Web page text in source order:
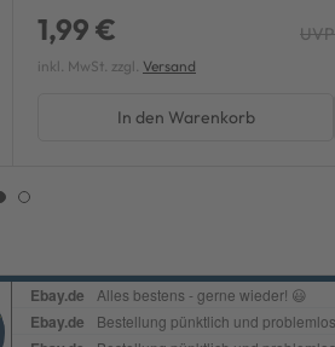
1,99 €
inkl. MwSt. zzgl. Versand
In den Warenkorb